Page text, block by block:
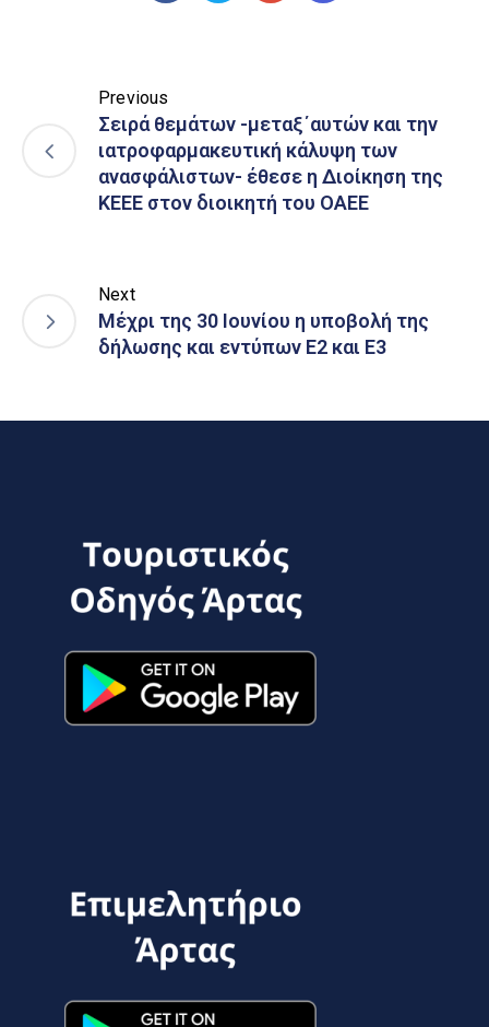
Previous
Σειρά θεμάτων -μεταξ΄αυτών και την
ιατροφαρμακευτική κάλυψη των
ανασφάλιστων- έθεσε η Διοίκηση της
ΚΕΕΕ στον διοικητή του ΟΑΕΕ
Next
Μέχρι της 30 Ιουνίου η υποβολή της
δήλωσης και εντύπων Ε2 και Ε3